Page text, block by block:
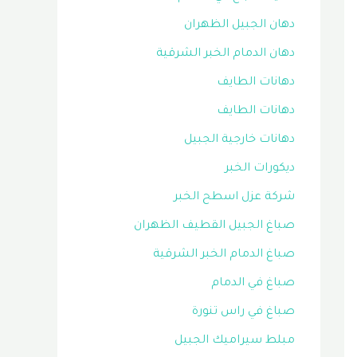
دهان الجبيل الظهران
دهان الدمام الخبر الشرقية
دهانات الطايف
دهانات الطايف
دهانات خارجية الجبيل
ديكورات الخبر
شركة عزل اسطح الخبر
صباغ الجبيل القطيف الظهران
صباغ الدمام الخبر الشرقية
صباغ في الدمام
صباغ في راس تنورة
مبلط سيراميك الجبيل